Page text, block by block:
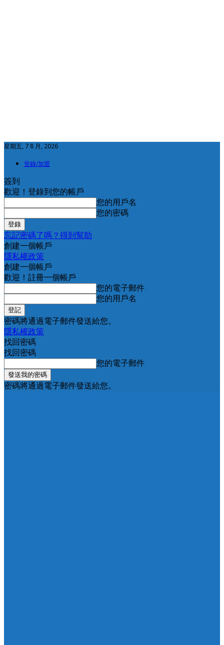
星期五, 7 8 月, 2026
登錄/加盟
簽到
歡迎！登錄到您的帳戶
您的用戶名
您的密碼
忘記密碼了嗎？得到幫助
創建一個帳戶
隱私權政策
創建一個帳戶
歡迎！註冊一個帳戶
您的電子郵件
您的用戶名
密碼將通過電子郵件發送給您。
隱私權政策
找回密碼
找回密碼
您的電子郵件
密碼將通過電子郵件發送給您。